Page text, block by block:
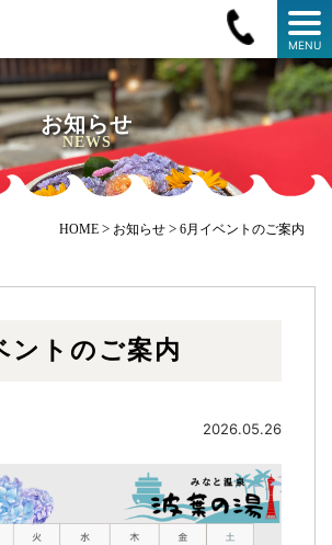
MENU
お知らせ
NEWS
HOME > お知らせ > 6月イベントのご案内
ントのご案内
2026.05.26